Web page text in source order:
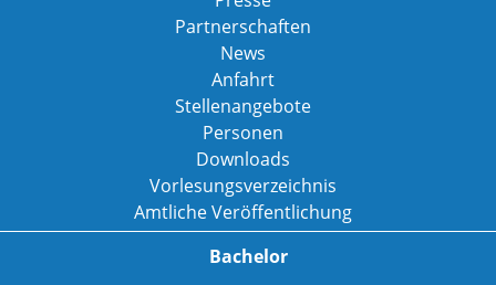
Partnerschaften
News
Anfahrt
Stellenangebote
Personen
Downloads
Vorlesungsverzeichnis
Amtliche Veröffentlichung
Bachelor